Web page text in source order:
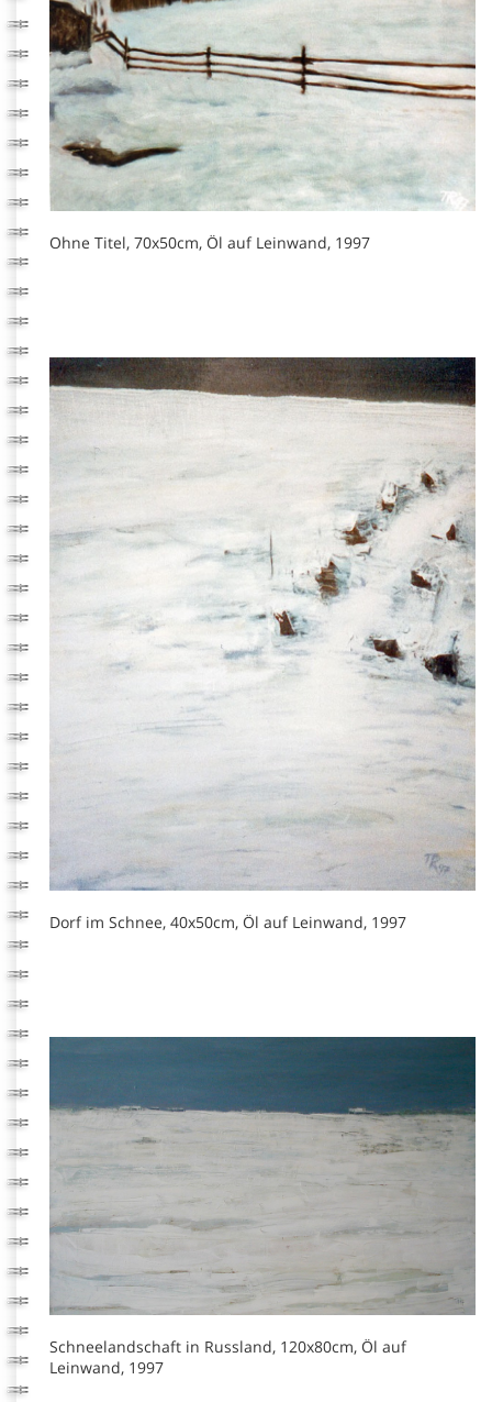
Ohne Titel, 70x50cm, Öl auf Leinwand, 1997
Dorf im Schnee, 40x50cm, Öl auf Leinwand, 1997
Schneelandschaft in Russland, 120x80cm, Öl auf
Leinwand, 1997